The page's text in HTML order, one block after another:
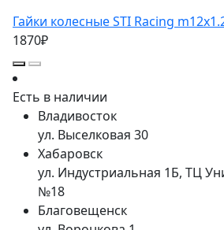
Гайки колесные STI Racing
1870₽
Есть в наличии
Владивосток
ул. Выселковая 30
Хабаровск
ул. Индустриальная 1Б, ТЦ
№18
Благовещенск